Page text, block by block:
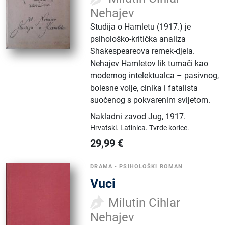
Nehajev
Studija o Hamletu (1917.) je
psihološko-kritička analiza
Shakespeareova remek-djela.
Nehajev Hamletov lik tumači kao
modernog intelektualca – pasivnog,
bolesne volje, cinika i fatalista
suočenog s pokvarenim svijetom.
Nakladni zavod Jug, 1917.
Hrvatski. Latinica.Tvrde korice.
29,99 €
DRAMA •PSIHOLOŠKI ROMAN
Vuci
Milutin Cihlar
Nehajev